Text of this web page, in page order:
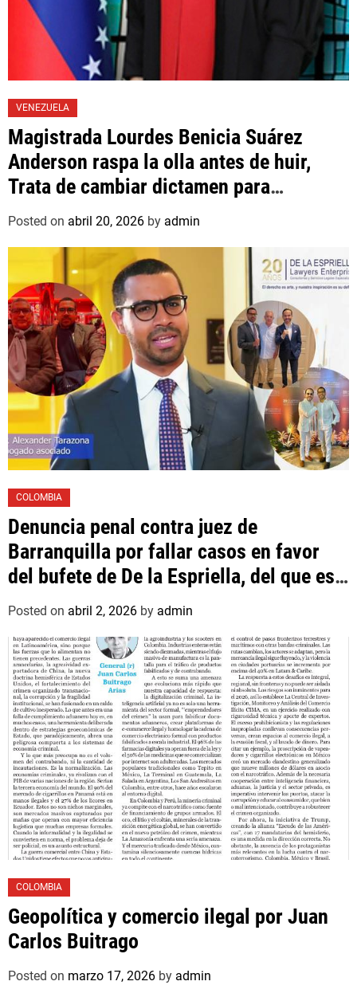
VENEZUELA
Magistrada Lourdes Benicia Suárez
Anderson raspa la olla antes de huir,
Trata de cambiar dictamen para
favorecer a mafioso que René Díaz
Toledo, expropietario de «Superautos
Las Mercedes»
Posted on abril 20, 2026 by admin
COLOMBIA
Denuncia penal contra juez de
Barranquilla por fallar casos en favor
del bufete de De la Espriella, del que es
asociado un hijo suyo
Posted on abril 2, 2026 by admin
COLOMBIA
Geopolítica y comercio ilegal por Juan
Carlos Buitrago
Posted on marzo 17, 2026 by admin